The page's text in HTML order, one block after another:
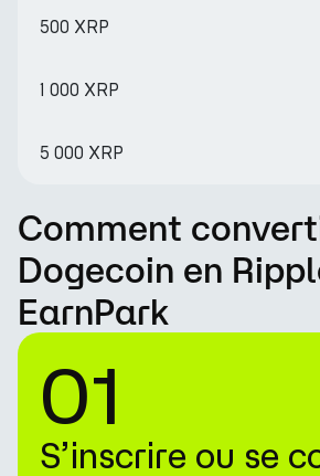
500 XRP
1 000 XRP
5 000 XRP
Comment
Dogecoin en
EarnPark
01
S’inscrire ou se